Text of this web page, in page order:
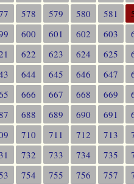
578 579 580 581
600 601 602 603
622 623 624 625
644 645 646 647
666 667 668 669
688 689 690 691
710 711 712 713
732 733 734 735
754 755 756 757